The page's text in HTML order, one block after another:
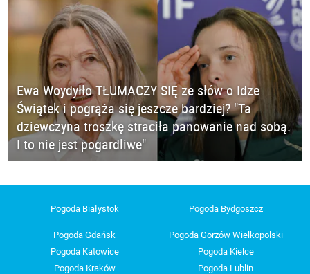
Ewa Woydyłło TŁUMACZY SIĘ ze słów o Idze
Świątek i pogrąża się jeszcze bardziej? "Ta
dziewczyna troszkę straciła panowanie nad sobą.
I to nie jest pogardliwe"
Pogoda Białystok Pogoda Bydgoszcz
Pogoda Gdańsk
Pogoda Gorzów Wielkopolski
Pogoda Katowice
Pogoda Kielce
Pogoda Kraków
Pogoda Lublin